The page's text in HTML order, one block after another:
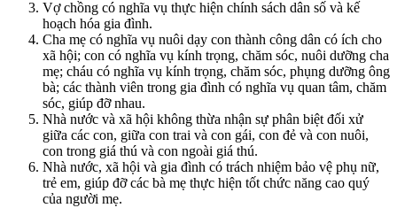
Vợ chồng có nghĩa vụ thực hiện chính sách dân số và kế
hoạch hóa gia đình.
Cha mẹ có nghĩa vụ nuôi dạy con thành công dân có ích cho
xã hội; con có nghĩa vụ kính trọng, chăm sóc, nuôi dưỡng cha
mẹ; cháu có nghĩa vụ kính trọng, chăm sóc, phụng dưỡng ông
bà; các thành viên trong gia đình có nghĩa vụ quan tâm, chăm
sóc, giúp đỡ nhau.
Nhà nước và xã hội không thừa nhận sự phân biệt đối xử
giữa các con, giữa con trai và con gái, con đẻ và con nuôi,
con trong giá thú và con ngoài giá thú.
Nhà nước, xã hội và gia đình có trách nhiệm bảo vệ phụ nữ,
trẻ em, giúp đỡ các bà mẹ thực hiện tốt chức năng cao quý
của người mẹ.